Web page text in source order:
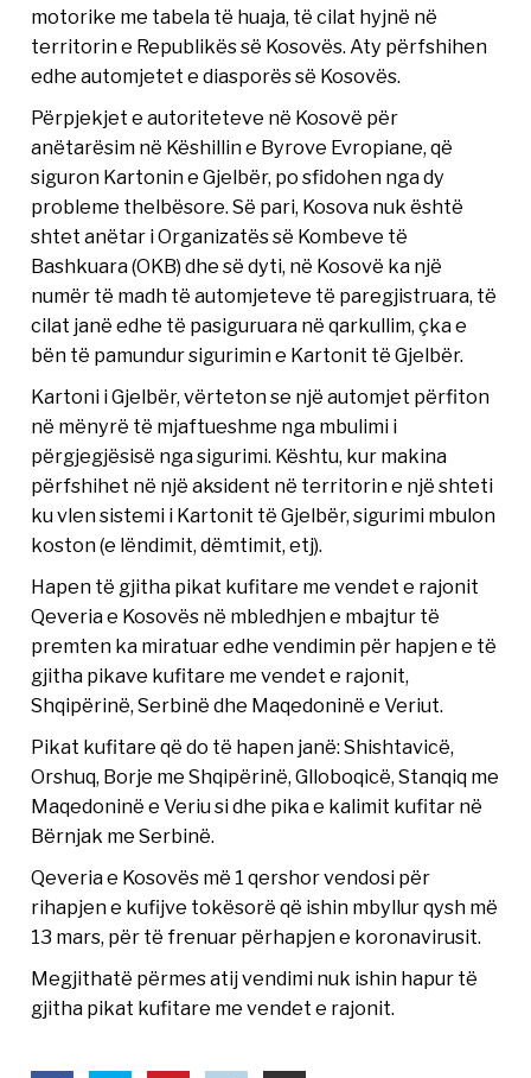
motorike me tabela të huaja, të cilat hyjnë në
territorin e Republikës së Kosovës. Aty përfshihen
edhe automjetet e diasporës së Kosovës.
Përpjekjet e autoriteteve në Kosovë për
anëtarësim në Këshillin e Byrove Evropiane, që
siguron Kartonin e Gjelbër, po sfidohen nga dy
probleme thelbësore. Së pari, Kosova nuk është
shtet anëtar i Organizatës së Kombeve të
Bashkuara (OKB) dhe së dyti, në Kosovë ka një
numër të madh të automjeteve të paregjistruara, të
cilat janë edhe të pasiguruara në qarkullim, çka e
bën të pamundur sigurimin e Kartonit të Gjelbër.
Kartoni i Gjelbër, vërteton se një automjet përfiton
në mënyrë të mjaftueshme nga mbulimi i
përgjegjësisë nga sigurimi. Kështu, kur makina
përfshihet në një aksident në territorin e një shteti
ku vlen sistemi i Kartonit të Gjelbër, sigurimi mbulon
koston (e lëndimit, dëmtimit, etj).
Hapen të gjitha pikat kufitare me vendet e rajonit
Qeveria e Kosovës në mbledhjen e mbajtur të
premten ka miratuar edhe vendimin për hapjen e të
gjitha pikave kufitare me vendet e rajonit,
Shqipërinë, Serbinë dhe Maqedoninë e Veriut.
Pikat kufitare që do të hapen janë: Shishtavicë,
Orshuq, Borje me Shqipërinë, Glloboqicë, Stanqiq me
Maqedoninë e Veriu si dhe pika e kalimit kufitar në
Bërnjak me Serbinë.
Qeveria e Kosovës më 1 qershor vendosi për
rihapjen e kufijve tokësorë që ishin mbyllur qysh më
13 mars, për të frenuar përhapjen e koronavirusit.
Megjithatë përmes atij vendimi nuk ishin hapur të
gjitha pikat kufitare me vendet e rajonit.